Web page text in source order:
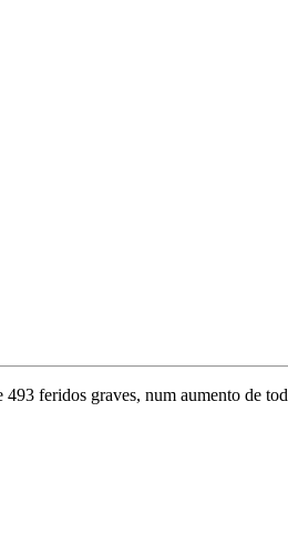
feridos graves, num aumento de